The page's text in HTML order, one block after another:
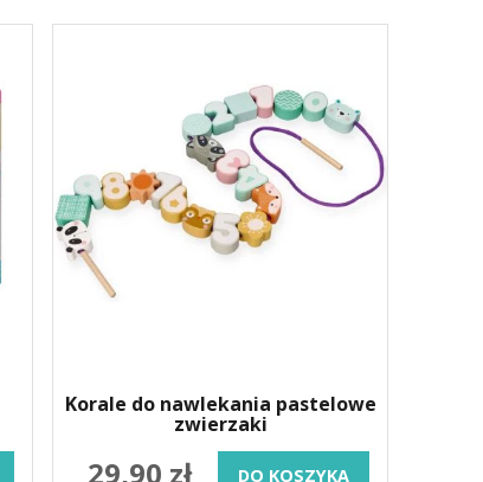
Korale do nawlekania pastelowe
zwierzaki
29,90 zł DO KOSZYKA